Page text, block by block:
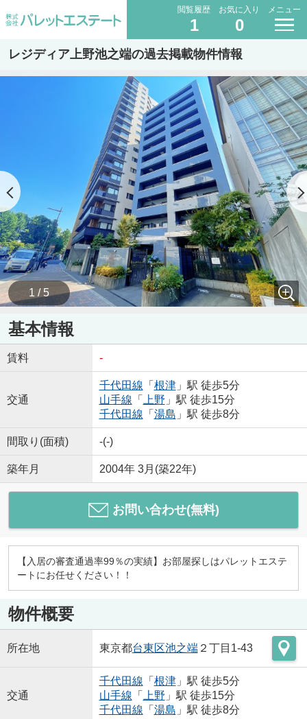
閲覧履歴
1
お気に入り
0
メニュー
レジディア上野池之端の過去掲載物件情報
1 / 5
基本情報
賃料 -
交通
千代田線 「 根津」駅 徒歩5分
山手線 「 上野 」駅 徒歩15分
千代田線 「 湯島 」駅 徒歩8分
間取り(面積) -(-)
築年月 2004年 3月(築22年)
お問い合わせ(無料)
【入居の審査通過率99％の実績】お部屋探しはパレットエステ
ートにお任せください！！
物件概要
所在地 東京都台東区池之端２丁目1-43
交通
千代田線 「 根津」駅 徒歩5分
山手線 「 上野 」駅 徒歩15分
千代田線 「 湯島 」駅 徒歩8分